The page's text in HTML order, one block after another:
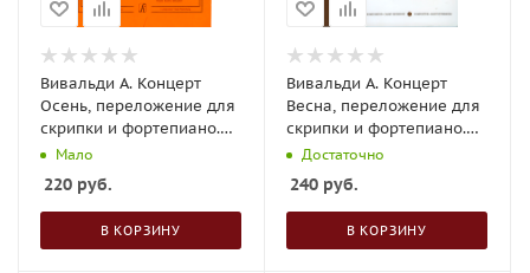
Вивальди А. Концерт
Осень, переложение для
скрипки и фортепиано.
Из цикла "Времена года"
Мало
220 руб.
В КОРЗИНУ
Вивальди А. Концерт
Весна, переложение для
скрипки и фортепиано.
Из цикла "Времена года"
Достаточно
240 руб.
В КОРЗИНУ